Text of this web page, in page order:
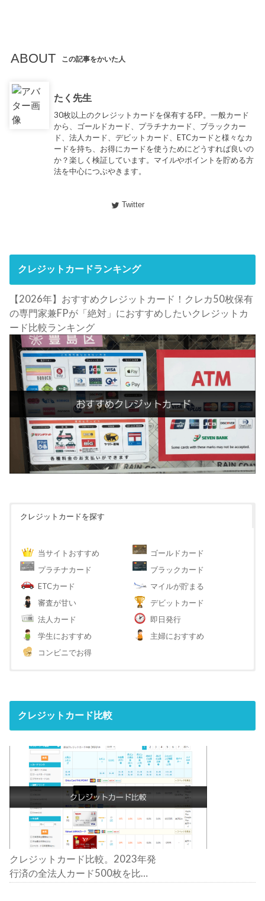
ABOUT この記事をかいた人
たく先生
30枚以上のクレジットカードを保有するFP。一般カード
から、ゴールドカード、プラチナカード、ブラックカー
ド、法人カード、デビットカード、ETCカードと様々なカ
ードを持ち、お得にカードを使うためにどうすれば良いの
か？楽しく検証しています。マイルやポイントを貯める方
法を中心につぶやきます。
Twitter
クレジットカードランキング
【2026年】おすすめクレジットカード！クレカ50枚保有
の専門家兼FPが「絶対」におすすめしたいクレジットカ
ード比較ランキング
クレジットカードを探す
当サイトおすすめ
ゴールドカード
プラチナカード
ブラックカード
ETCカード
マイルが貯まる
審査が甘い
デビットカード
法人カード
即日発行
学生におすすめ
主婦におすすめ
コンビニでお得
クレジットカード比較
クレジットカード比較。2023年発
行済の全法人カード500枚を比